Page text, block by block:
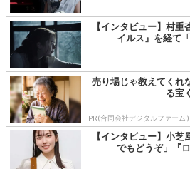
【インタビュー】村
イルス』を経て
売り場じゃ教えてくれ
る宝
PR(合同会社デジタルファーム )
【インタビュー】小
でもどうぞ」『